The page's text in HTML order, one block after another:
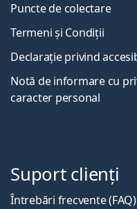
Puncte de colectare
Termeni și Condiții
Declarație privind
Notă de informare cu
caracter personal
Suport clienți
Întrebări frecvente (FAQ)